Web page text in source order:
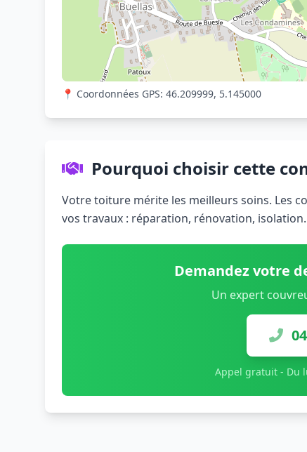
📍 Coordonnées GPS: 46.209999, 5.145000
Pourquoi choisir cette
Votre toiture mérite les meilleurs soins. Les
vos travaux : réparation, rénovation,
Demandez votre
Un expert
Appel gratuit - Du